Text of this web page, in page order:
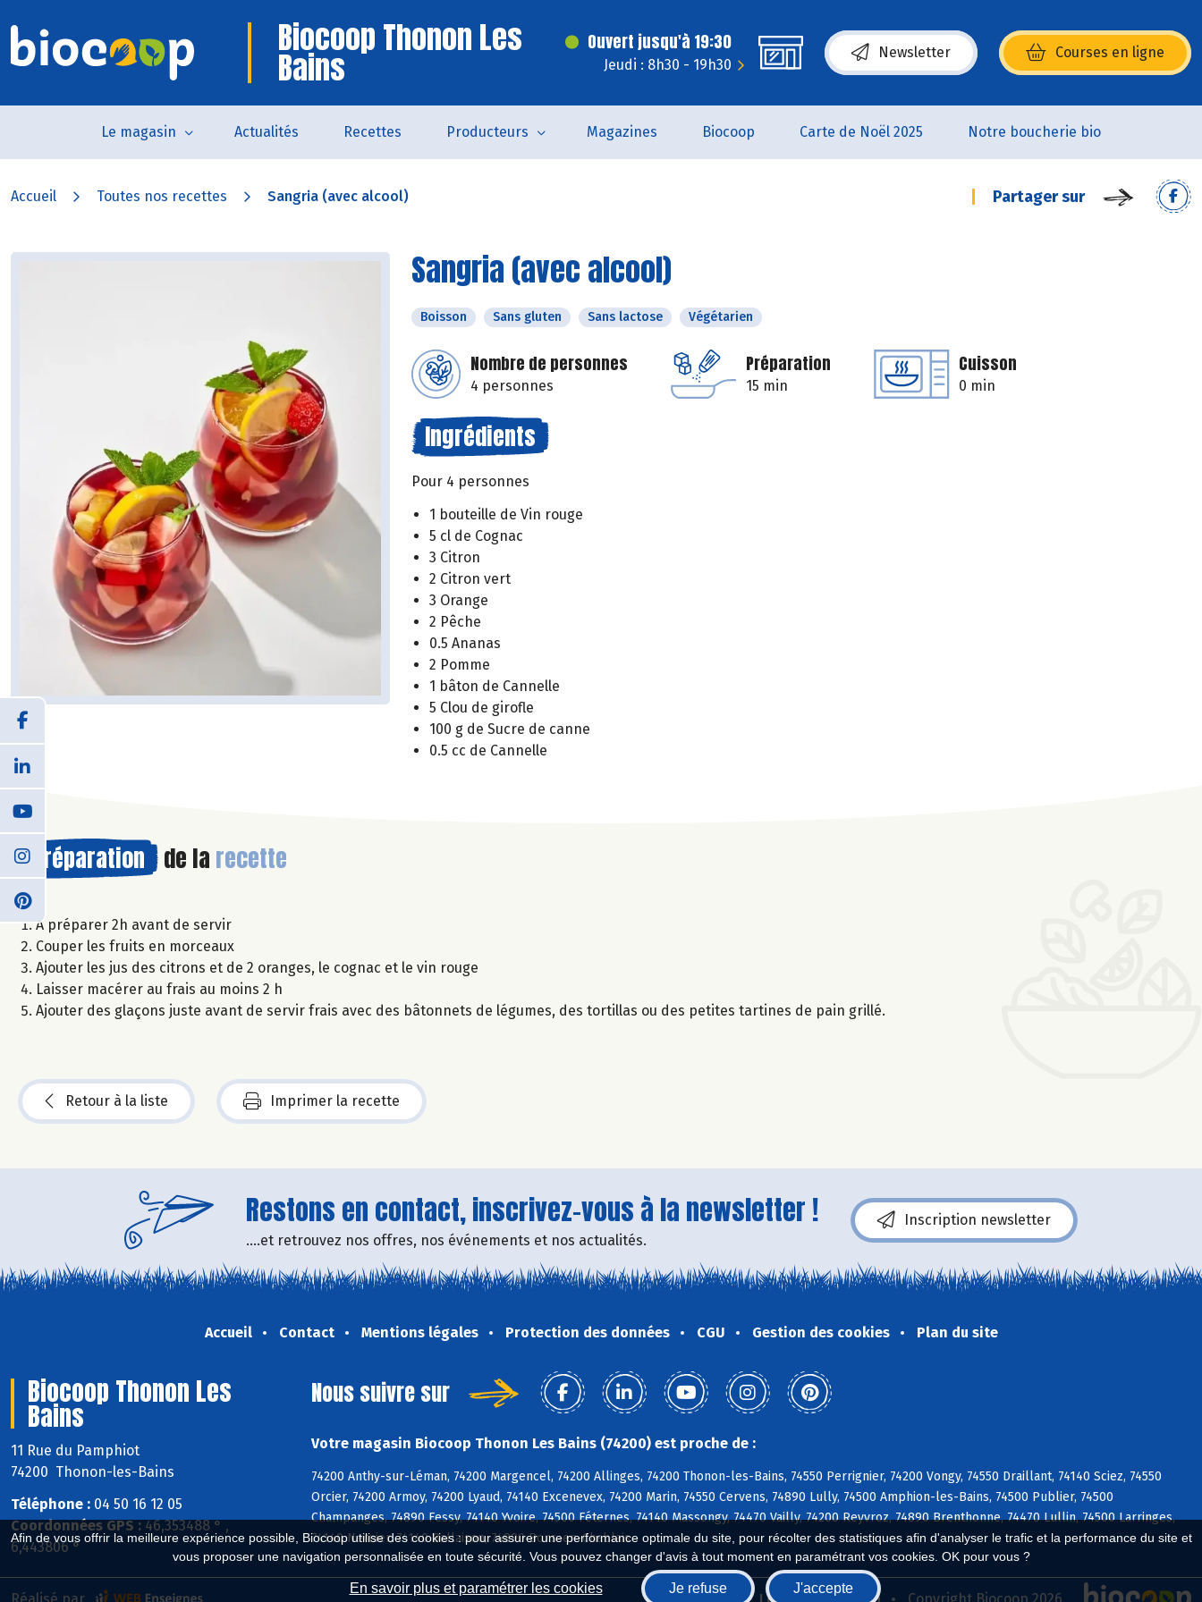
Afin de vous offrir la meilleure expérience possible, Biocoop utilise des cookies : pour assurer une performance optimale du site, pour récolter des statistiques afin d'analyser le trafic et la performance du site et
vous proposer une navigation personnalisée en toute sécurité. Vous pouvez changer d'avis à tout moment en paramétrant vos cookies. OK pour vous ?
En savoir plus et paramétrer les cookies Je refuse J'accepte
Biocoop Thonon Les
Bains
Ouvert jusqu'à 19:30
Jeudi : 8h30 - 19h30
Newsletter Courses en ligne
(s’ouvre dans une nouvelle fenêtre)
Le magasin Actualités Recettes Producteurs Magazines Biocoop Carte de Noël 2025 Notre boucherie bio
Accueil Toutes nos recettes Sangria (avec alcool) Partager sur
Sangria (avec alcool)
Boisson Sans gluten Sans lactose Végétarien
Nombre de personnes
4 personnes
Préparation
15 min
Cuisson
0 min
Ingrédients
Pour 4 personnes
1 bouteille de Vin rouge
5 cl de Cognac
3 Citron
2 Citron vert
3 Orange
2 Pêche
0.5 Ananas
2 Pomme
1 bâton de Cannelle
5 Clou de girofle
100 g de Sucre de canne
0.5 cc de Cannelle
Préparation de la recette
A préparer 2h avant de servir
Couper les fruits en morceaux
Ajouter les jus des citrons et de 2 oranges, le cognac et le vin rouge
Laisser macérer au frais au moins 2 h
Ajouter des glaçons juste avant de servir frais avec des bâtonnets de légumes, des tortillas ou des petites tartines de pain grillé.
Retour à la liste Imprimer la recette
Restons en contact, inscrivez-vous à la newsletter !
....et retrouvez nos offres, nos événements et nos actualités.
Inscription newsletter
Accueil Contact Mentions légales Protection des données CGU Gestion des cookies Plan du site
Biocoop Thonon Les
Bains
11 Rue du Pamphiot
74200 Thonon-les-Bains
Téléphone : 04 50 16 12 05
Coordonnées GPS : 46,353488 ° ,
6,443806 °
Nous suivre sur
Votre magasin Biocoop Thonon Les Bains (74200) est proche de :
74200 Anthy-sur-Léman, 74200 Margencel, 74200 Allinges, 74200 Thonon-les-Bains, 74550 Perrignier, 74200 Vongy, 74550 Draillant, 74140 Sciez, 74550
Orcier, 74200 Armoy, 74200 Lyaud, 74140 Excenevex, 74200 Marin, 74550 Cervens, 74890 Lully, 74500 Amphion-les-Bains, 74500 Publier, 74500
Champanges, 74890 Fessy, 74140 Yvoire, 74500 Féternes, 74140 Massongy, 74470 Vailly, 74200 Reyvroz, 74890 Brenthonne, 74470 Lullin, 74500 Larringes,
74140 Nernier, 74140 Ballaison, 74890 Bons-en-Chablais
Biocoop.fr Le réseau Biocoop Copyright Biocoop 2026
Réalisé par